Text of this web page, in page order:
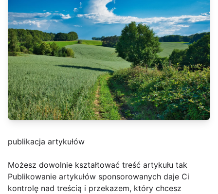
publikacja artykułów
Możesz dowolnie kształtować treść artykułu tak
Publikowanie artykułów sponsorowanych daje Ci
kontrolę nad treścią i przekazem, który chcesz